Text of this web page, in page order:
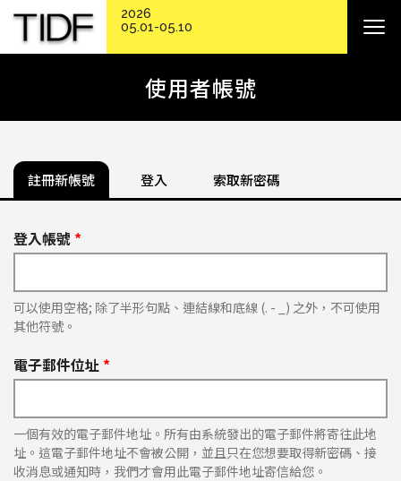
使用者帳號
註冊新帳號 登入 索取新密碼
登入帳號 *
可以使用空格; 除了半形句點、連結線和底線 (. - _) 之外，不可使用
其他符號。
電子郵件位址 *
一個有效的電子郵件地址。所有由系統發出的電子郵件將寄往此地
址。這電子郵件地址不會被公開，並且只在您想要取得新密碼、接
收消息或通知時，我們才會用此電子郵件地址寄信給您。
2026
05.01-05.10